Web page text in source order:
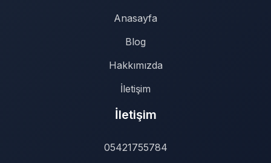
Anasayfa
Blog
Hakkımızda
İletişim
İletişim
05421755784